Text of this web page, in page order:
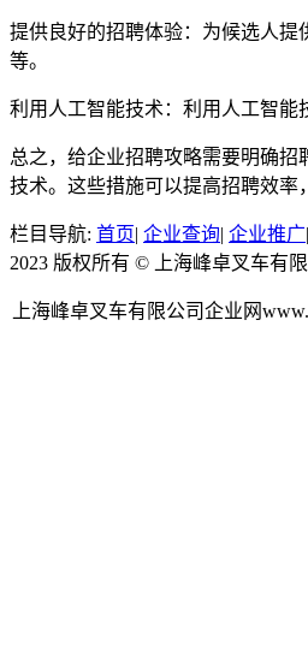
提供良好的招聘体验：为候选人
等。
利用人工智能技术：利用人工智能
总之，给企业招聘攻略需要明确
技术。这些措施可以提高招聘效率
栏目导航: 首页| 企业查询| 企业推广|
2023 版权所有 © 上海峰卓叉车有
上海峰卓叉车有限公司企业网